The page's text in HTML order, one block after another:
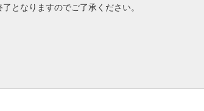
となりますのでご了承ください。